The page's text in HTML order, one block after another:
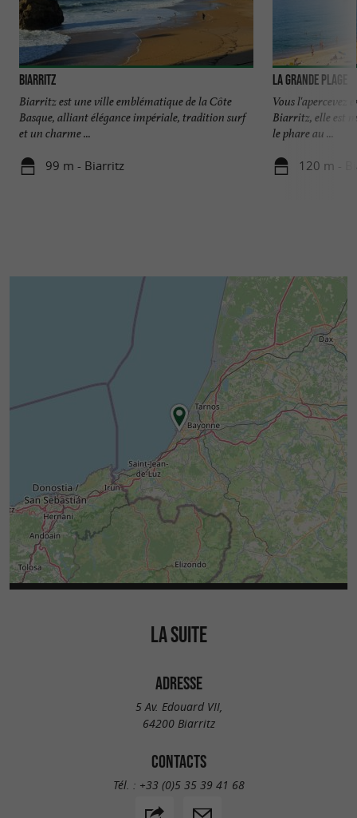
Biarritz
Biarritz est une ville emblématique de la Côte
Basque, alliant élégance impériale, tradition surf
et un charme ...
99 m - Biarritz
La Grande Plage
Vous l'apercevez
Biarritz, elle est
le phare au ...
120 m -
LA SUITE
ADRESSE
5 Av. Edouard VII,
64200 Biarritz
CONTACTS
Tél. : +33 (0)5 35 39 41 68